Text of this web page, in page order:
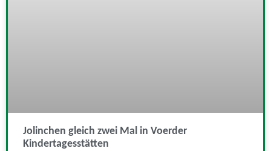
Jolinchen gleich zwei Mal in Voerder
Kindertagesstätten